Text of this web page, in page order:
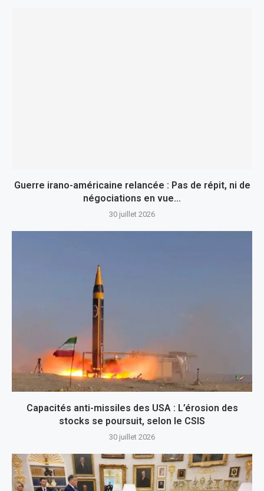
Guerre irano-américaine relancée : Pas de répit, ni de
négociations en vue…
30 juillet 2026
Capacités anti-missiles des USA : L’érosion des
stocks se poursuit, selon le CSIS
30 juillet 2026